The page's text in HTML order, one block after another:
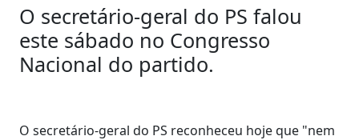
O secretário-geral do PS falou
este sábado no Congresso
Nacional do partido.
O secretário-geral do PS reconheceu hoje que "nem